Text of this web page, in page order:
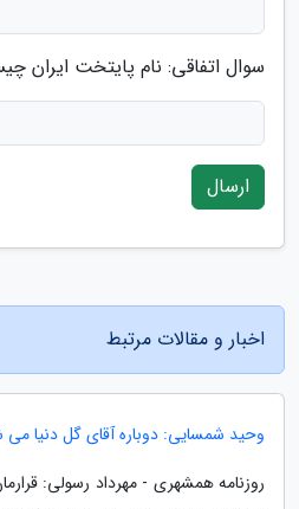
سوال اتفاقی: نام پایتخت ایران
ارسال
اخبار و مقالات مرتبط
وحید شمسایی: دوباره آقای گل دنیا
روزنامه همشهری - مهرداد رسولی: